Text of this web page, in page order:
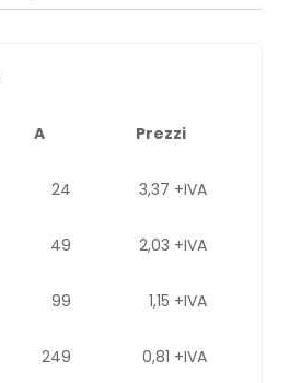
A Prezzi
24 3,37 +IVA
49 2,03 +IVA
99 1,15 +IVA
249 0,81 +IVA